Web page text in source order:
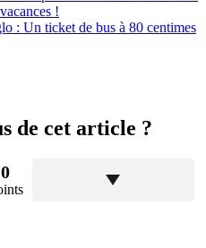
!
: Un ticket de bus à 80 centimes
de cet article ?
0